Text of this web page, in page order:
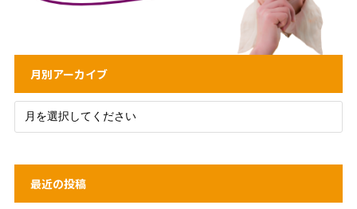
月別アーカイブ
最近の投稿